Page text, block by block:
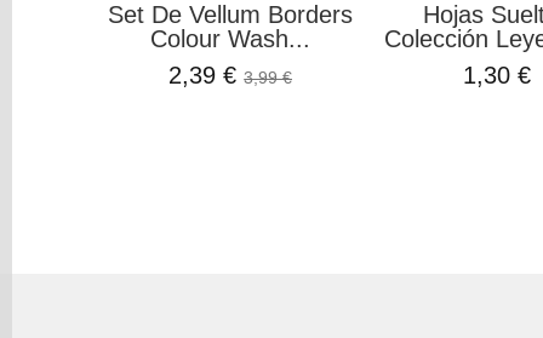
Set De Vellum Borders
Colour Wash...
2,39 €3,99 €
Hojas
Colección
1,30 €